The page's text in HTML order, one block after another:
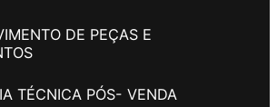
DE PEÇAS E
TÉCNICA PÓS- VENDA